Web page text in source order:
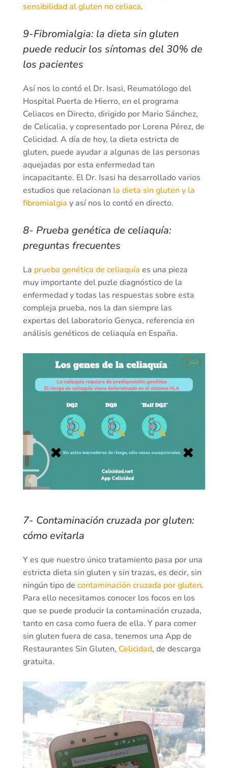
sensibilidad al gluten no celiaca.
9-Fibromialgia: la dieta sin gluten
puede reducir los síntomas del 30% de
los pacientes
Así nos lo contó el Dr. Isasi, Reumatólogo del
Hospital Puerta de Hierro, en el programa
Celiacos en Directo, dirigido por Mario Sánchez,
de Celicalia, y copresentado por Lorena Pérez, de
Celicidad. A día de hoy, la dieta estricta de
gluten, puede ayudar a algunas de las personas
aquejadas por esta enfermedad tan
incapacitante. El Dr. Isasi ha desarrollado varios
estudios que relacionan la dieta sin gluten y la
fibromialgia y así nos lo contó en directo.
8- Prueba genética de celiaquía:
preguntas frecuentes
La prueba genética de celiaquía es una pieza
muy importante del puzle diagnóstico de la
enfermedad y todas las respuestas sobre esta
compleja prueba, nos la dan siempre las
expertas del laboratorio Genyca, referencia en
análisis genéticos de celiaquía en España.
7- Contaminación cruzada por gluten:
cómo evitarla
Y es que nuestro único tratamiento pasa por una
estricta dieta sin gluten y sin trazas, es decir, sin
ningún tipo de contaminación cruzada por gluten.
Para ello necesitamos conocer los focos en los
que se puede producir la contaminación cruzada,
tanto en casa como fuera de ella. Y para comer
sin gluten fuera de casa, tenemos una App de
Restaurantes Sin Gluten, Celicidad, de descarga
gratuita.